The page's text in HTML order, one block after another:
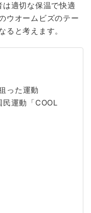
適切な保温で快適
ウオームビズのテー
ると考えます。
った運動
運動「COOL